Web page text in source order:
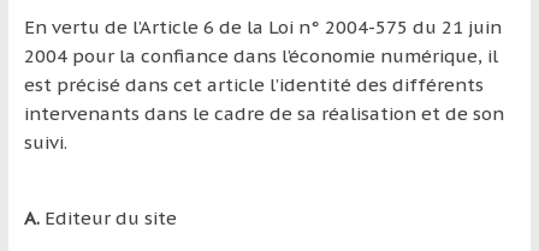
l’étranger
pour
assouvir
leur
passion,
profitant
En vertu de l’Article 6 de la Loi n° 2004-575 du 21 juin
2004 pour la confiance dans l’économie numérique, il
est précisé dans cet article l’identité des différents
intervenants dans le cadre de sa réalisation et de son
suivi.
A.Editeur du site